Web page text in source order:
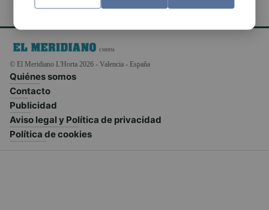
© El Meridiano L'Horta 2026 - Valencia - España
Quiénes somos
Contacto
Publicidad
Aviso legal y Política de privacidad
Política de cookies